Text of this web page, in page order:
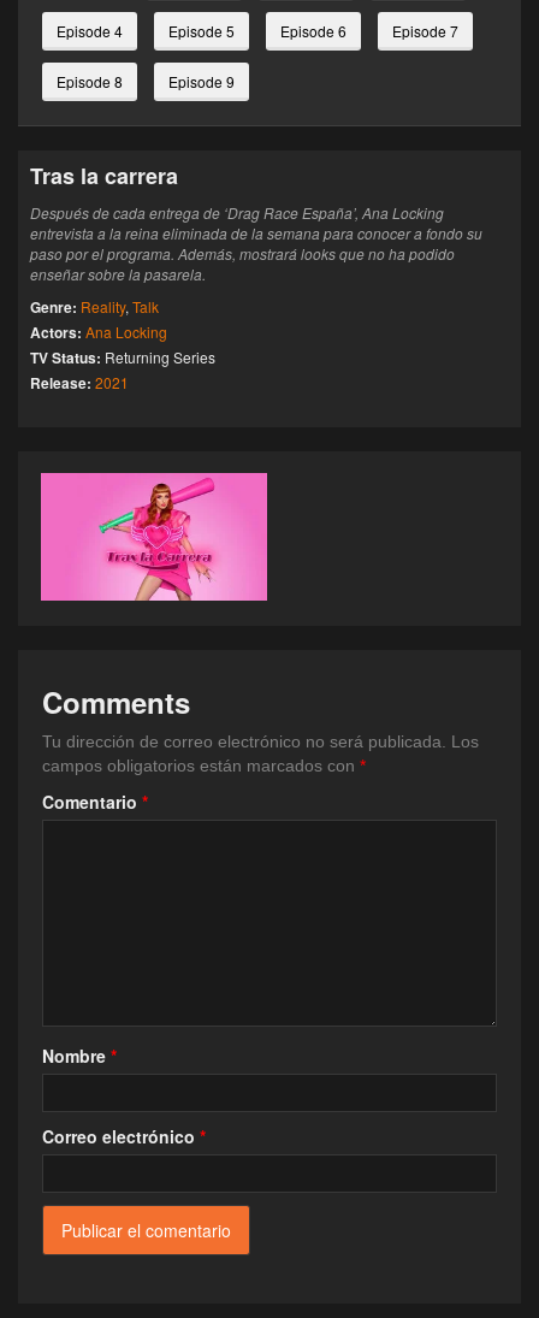
Episode 4 Episode 5 Episode 6 Episode 7
Episode 8 Episode 9
Tras la carrera
Después de cada entrega de ‘Drag Race España’, Ana Locking
entrevista a la reina eliminada de la semana para conocer a fondo su
paso por el programa. Además, mostrará looks que no ha podido
enseñar sobre la pasarela.
Genre: Reality, Talk
Actors: Ana Locking
TV Status: Returning Series
Release: 2021
Comments
Tu dirección de correo electrónico no será publicada.
Los
campos obligatorios están marcados con *
Comentario *
Nombre *
Correo electrónico *